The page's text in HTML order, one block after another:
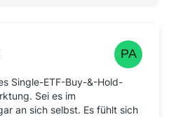
Single-ETF-Buy-&-Hold-
Sei es im
an sich selbst. Es fühlt sich